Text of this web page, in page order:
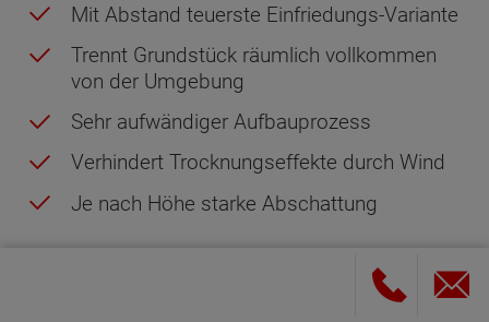
Mit Abstand teuerste Einfriedungs-Variante
Trennt Grundstück räumlich vollkommen
von der Umgebung
Sehr aufwändiger Aufbauprozess
Verhindert Trocknungseffekte durch Wind
Je nach Höhe starke Abschattung